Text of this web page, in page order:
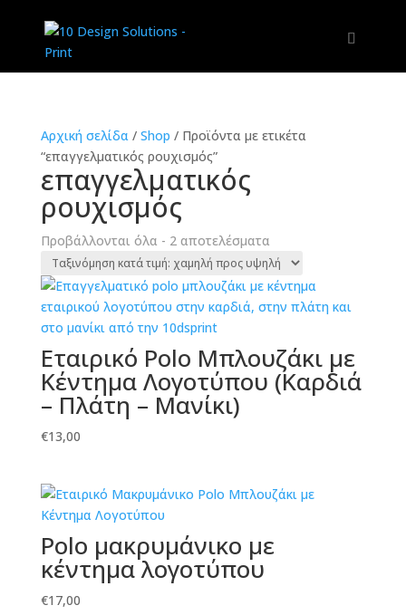
Αρχική σελίδα/ Shop / Προϊόντα με ετικέτα
“επαγγελματικός ρουχισμός”
επαγγελματικός
ρουχισμός
Προβάλλονται όλα - 2 αποτελέσματαSorted
by
price:
low
high
Εταιρικό Polo Μπλουζάκι με
Κέντημα Λογοτύπου (Καρδιά
– Πλάτη – Μανίκι)
€13,00
Polo μακρυμάνικο με
κέντημα λογοτύπου
€17,00